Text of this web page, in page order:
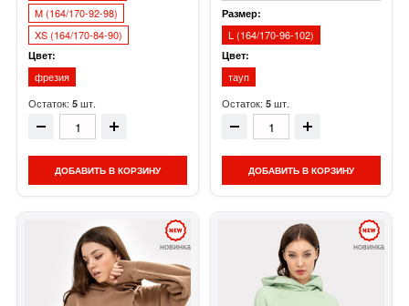
M (164/170-92-98)
XS (164/170-84-90)
Цвет:
фрезия
Остаток: 5 шт.
ДОБАВИТЬ В КОРЗИНУ
Размер:
L (164/170-96-102)
Цвет:
тауп
Остаток: 5 шт.
ДОБАВИТЬ В КОРЗИНУ
новинка новинка